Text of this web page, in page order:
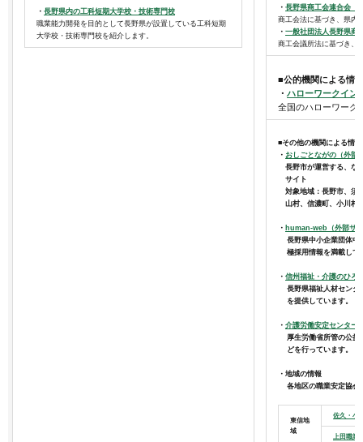
・ 長野県内の工科短期大学校・技術専門校
職業能力開発を目的として長野県が設置している工科短期
大学校・技術専門校を紹介します。
・ 長野県商工会連合会（
商工会法に基づき、県内
・ 一般社団法人長野県商
商工会議所法に基づき、
■公的機関による情
・ ハローワークイン
全国のハローワーク
■その他の機関による情
・ おしごとながの（外部
長野市が運営する、な
サイト
対象地域：長野市、須
山村、信濃町、小川村
・ human-web（外部サ
長野県中小企業団体中
極採用情報を満載して
・ 信州福祉・介護のひろ
長野県福祉人材センタ
を提供しています。
・ 介護労働安定センター
厚生労働省所管の公
どを行っています。
・地域の情報
各地区の職業安定協会
東信地
域
佐久・小
上田職業